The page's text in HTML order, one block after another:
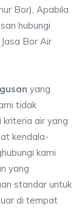
Bor), Apabila
hubungi
Bor Air
yang
tidak
air yang
kendala-
kami
yang
standar untuk
di tempat